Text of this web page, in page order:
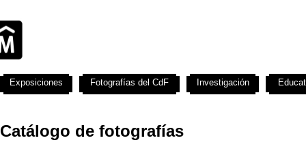
Catálogo de fotografías
Exposiciones Fotografías del CdF Investigación